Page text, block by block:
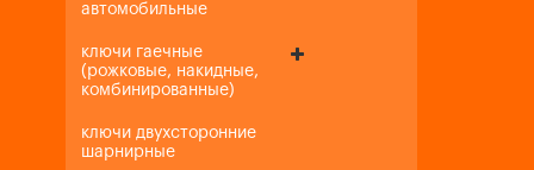
автомобильные
ключи гаечные
(рожковые, накидные,
комбинированные)
ключи двухсторонние
шарнирные